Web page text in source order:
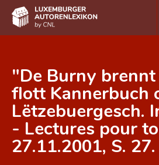
DE FR
Home
Autor(inn)en A-Z
Erweiterte Suche
"De Burny
flott Kannerbuch
Lëtzebuergesch.
- Lectures pour
27.11.2001, S. 27.